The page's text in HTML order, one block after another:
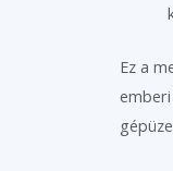
Ez a